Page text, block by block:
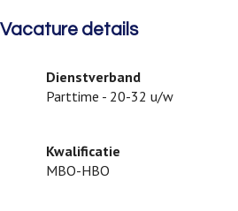
Vacature details
Dienstverband
Parttime - 20-32 u/w
Kwalificatie
MBO-HBO